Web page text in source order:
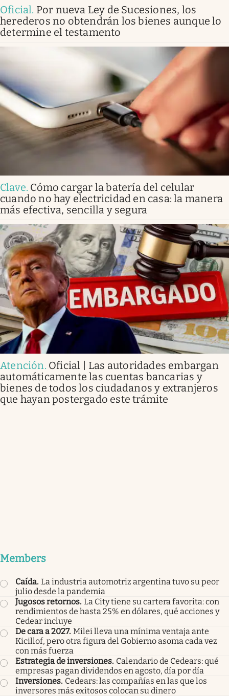
Oficial. Por nueva Ley de Sucesiones, los
herederos no obtendrán los bienes aunque lo
determine el testamento
Clave. Cómo cargar la batería del celular
cuando no hay electricidad en casa: la manera
más efectiva, sencilla y segura
Atención. Oficial | Las autoridades embargan
automáticamente las cuentas bancarias y
bienes de todos los ciudadanos y extranjeros
que hayan postergado este trámite
Members
Caída. La industria automotriz argentina tuvo su peor
julio desde la pandemia
Jugosos retornos. La City tiene su cartera favorita: con
rendimientos de hasta 25% en dólares, qué acciones y
Cedear incluye
De cara a 2027. Milei lleva una mínima ventaja ante
Kicillof, pero otra figura del Gobierno asoma cada vez
con más fuerza
Estrategia de inversiones. Calendario de Cedears: qué
empresas pagan dividendos en agosto, día por día
Inversiones. Cedears: las compañías en las que los
inversores más exitosos colocan su dinero